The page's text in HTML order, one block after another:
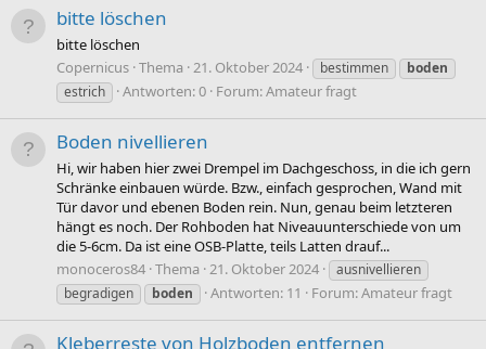
bitte löschen
bitte löschen
Copernicus Thema 21. Oktober 2024 bestimmen
boden
estrich
Antworten: 0 Forum:Amateur fragt
Boden nivellieren
Hi, wir haben hier zwei Drempel im Dachgeschoss, in die ich gern
Schränke einbauen würde. Bzw., einfach gesprochen, Wand mit
Tür davor und ebenen Boden rein. Nun, genau beim letzteren
hängt es noch. Der Rohboden hat Niveauunterschiede von um
die 5-6cm. Da ist eine OSB-Platte, teils Latten drauf...
monoceros84 Thema 21. Oktober 2024
ausnivellieren
begradigen
boden Antworten: 11 Forum:Amateur fragt
Kleberreste von Holzboden entfernen